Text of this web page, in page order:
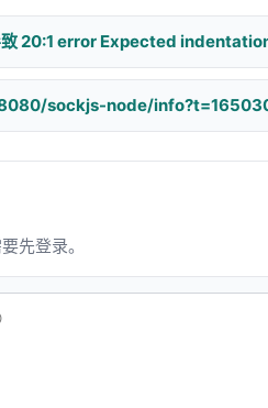
20:1 error Expected
sockjs-node/
先登录。